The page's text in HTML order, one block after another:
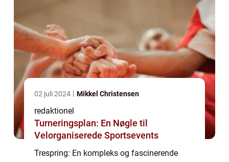
02 juli 2024 Mikkel Christensen
redaktionel
Turneringsplan: En Nøgle til
Velorganiserede Sportsevents
Trespring: En kompleks og fascinerende